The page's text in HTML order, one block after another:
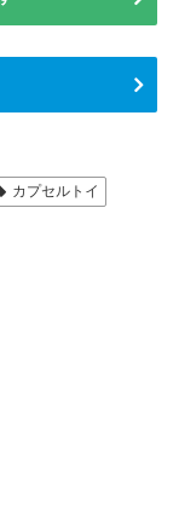
カプセルトイ